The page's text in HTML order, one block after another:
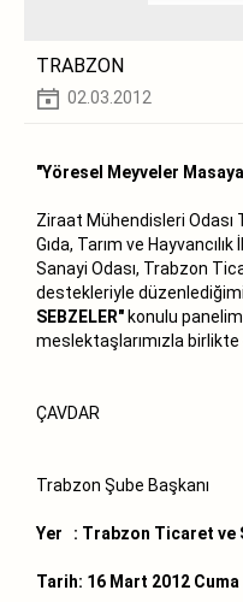
TRABZON
02.03.2012
"Yöresel Meyveler Masaya
Ziraat Mühendisleri Odası
Gıda, Tarım ve
Sanayi Odası, Trabzon
destekleriyle
SEBZELER"konulu
meslektaşlarımızla
ÇAVDAR
Trabzon Şube Başkanı
Yer : Trabzon Ticaret ve
Tarih: 16 Mart 2012 Cuma